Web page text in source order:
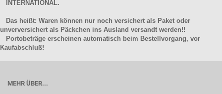
INTERNATIONAL.
Das heißt: Waren können nur noch versichert als Paket oder
unverversichert als Päckchen ins Ausland versandt werden!!
Portobeträge erscheinen automatisch beim Bestellvorgang, vor
Kaufabschluß!
MEHR ÜBER...